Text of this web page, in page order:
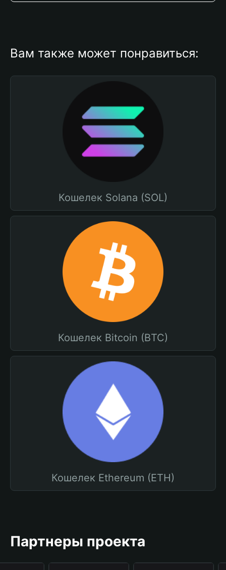
Вам также может понравиться:
Кошелек Solana (SOL)
Кошелек Bitcoin (BTC)
Кошелек Ethereum (ETH)
Партнеры проекта